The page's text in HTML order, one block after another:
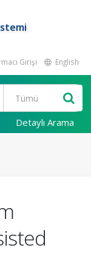
Girişi English
Detaylı Arama